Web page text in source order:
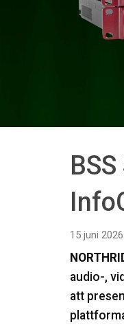
15 juni 2026
audio-,
att